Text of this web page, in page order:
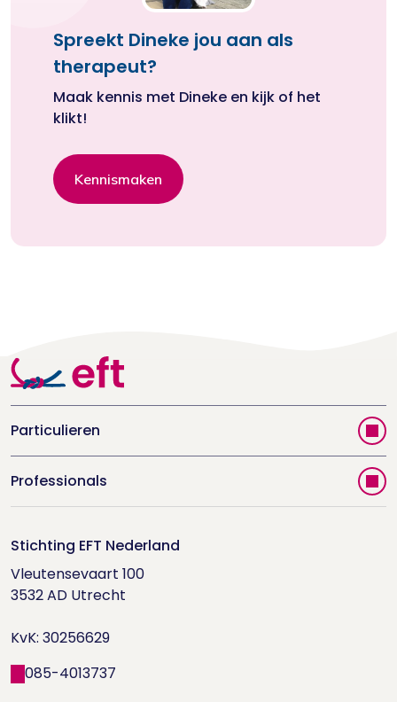
Spreekt Dineke jou aan als
therapeut?
Maak kennis met Dineke en kijk of het
klikt!
Kennismaken
Particulieren
Vind jouw therapeut
Videoportal
Doe de relatietest
Houd me Vast-bijeenkomsten
Professionals
Trainingen
Supervisorenlijst
Nieuwsbrief ontvangen?
Wetenschappelijk onderzoek
Stichting EFT Nederland
Vleutensevaart 100
3532 AD Utrecht
KvK: 30256629
085-4013737